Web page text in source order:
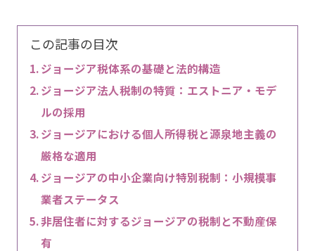
この記事の目次
ジョージア税体系の基礎と法的構造
ジョージア法人税制の特質：エストニア・モデ
ルの採用
ジョージアにおける個人所得税と源泉地主義の
厳格な適用
ジョージアの中小企業向け特別税制：小規模事
業者ステータス
非居住者に対するジョージアの税制と不動産保
有